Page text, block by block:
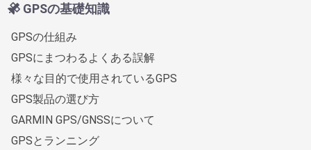
GPSの基礎知識
GPSの仕組み
GPSにまつわるよくある誤解
様々な目的で使用されているGPS
GPS製品の選び方
GARMIN GPS/GNSSについて
GPSとランニング